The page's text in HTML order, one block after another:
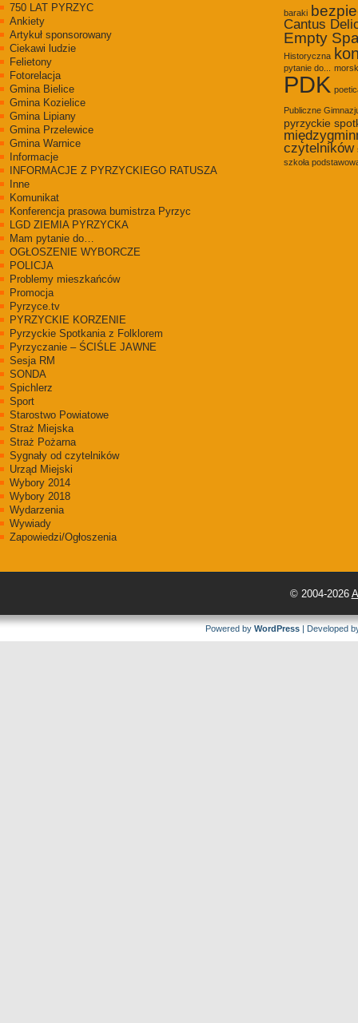
750 LAT PYRZYC
Ankiety
Artykuł sponsorowany
Ciekawi ludzie
Felietony
Fotorelacja
Gmina Bielice
Gmina Kozielice
Gmina Lipiany
Gmina Przelewice
Gmina Warnice
Informacje
INFORMACJE Z PYRZYCKIEGO RATUSZA
Inne
Komunikat
Konferencja prasowa bumistrza Pyrzyc
LGD ZIEMIA PYRZYCKA
Mam pytanie do…
OGŁOSZENIE WYBORCZE
POLICJA
Problemy mieszkańców
Promocja
Pyrzyce.tv
PYRZYCKIE KORZENIE
Pyrzyckie Spotkania z Folklorem
Pyrzyczanie – ŚCIŚLE JAWNE
Sesja RM
SONDA
Spichlerz
Sport
Starostwo Powiatowe
Straż Miejska
Straż Pożarna
Sygnały od czytelników
Urząd Miejski
Wybory 2014
Wybory 2018
Wydarzenia
Wywiady
Zapowiedzi/Ogłoszenia
baraki
Cantus
Empty
Historyczna
pytanie do...
PDK
Publiczne
pyrzyckie
czytelników
szkoła
© 2004-2026
Powered by WordPress | Developed